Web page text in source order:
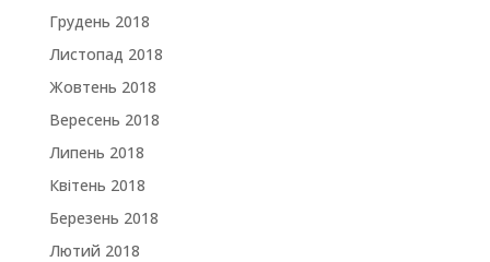
Грудень 2018
Листопад 2018
Жовтень 2018
Вересень 2018
Липень 2018
Квітень 2018
Березень 2018
Лютий 2018